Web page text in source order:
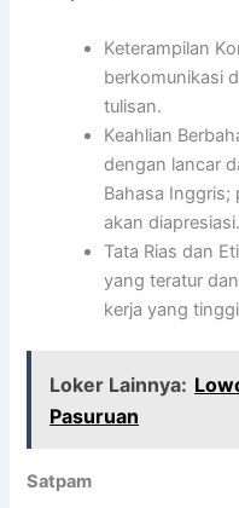
Keterampilan
berkomunikasi
tulisan.
Keahlian
dengan lancar
Bahasa Inggris;
akan diapresiasi.
Tata Rias dan
yang teratur
kerja yang
Loker Lainnya:
Pasuruan
Satpam